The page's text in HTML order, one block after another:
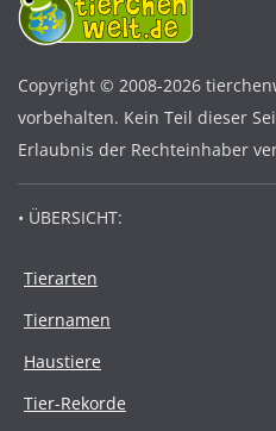
Copyright © 2008-2026
vorbehalten. Kein Teil dieser
Erlaubnis der Rechteinhaber
• ÜBERSICHT:
Tierarten
Tiernamen
Haustiere
Tier-Rekorde